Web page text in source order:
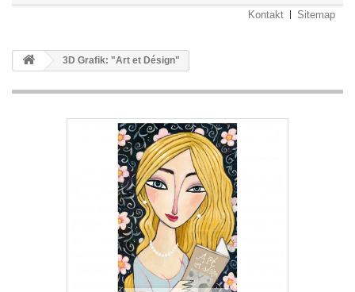
Kontakt Sitemap
3D Grafik: "Art et Désign"